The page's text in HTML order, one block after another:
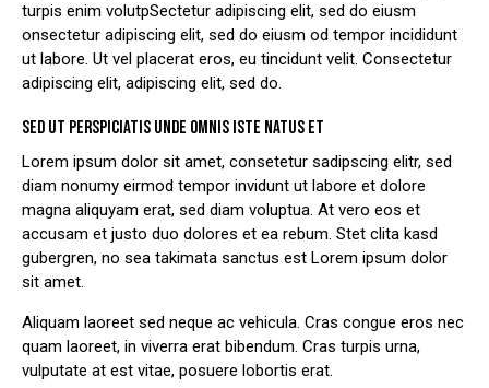
turpis enim volutpSectetur adipiscing elit, sed do eiusm
onsectetur adipiscing elit, sed do eiusm od tempor incididunt
ut labore. Ut vel placerat eros, eu tincidunt velit. Consectetur
adipiscing elit, adipiscing elit, sed do.
SED UT PERSPICIATIS UNDE OMNIS ISTE NATUS ET
Lorem ipsum dolor sit amet, consetetur sadipscing elitr, sed
diam nonumy eirmod tempor invidunt ut labore et dolore
magna aliquyam erat, sed diam voluptua. At vero eos et
accusam et justo duo dolores et ea rebum. Stet clita kasd
gubergren, no sea takimata sanctus est Lorem ipsum dolor
sit amet.
Aliquam laoreet sed neque ac vehicula. Cras congue eros nec
quam laoreet, in viverra erat bibendum. Cras turpis urna,
vulputate at est vitae, posuere lobortis erat.